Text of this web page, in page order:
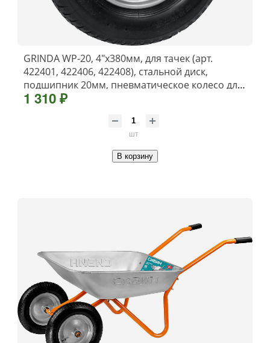
GRINDA WP-20, 4″х380мм, для тачек (арт.
422401, 422406, 422408), стальной диск,
подшипник 20мм, пневматическое колесо для
тачки, PROLine (422409)
1 310 ₽
шт
В корзину